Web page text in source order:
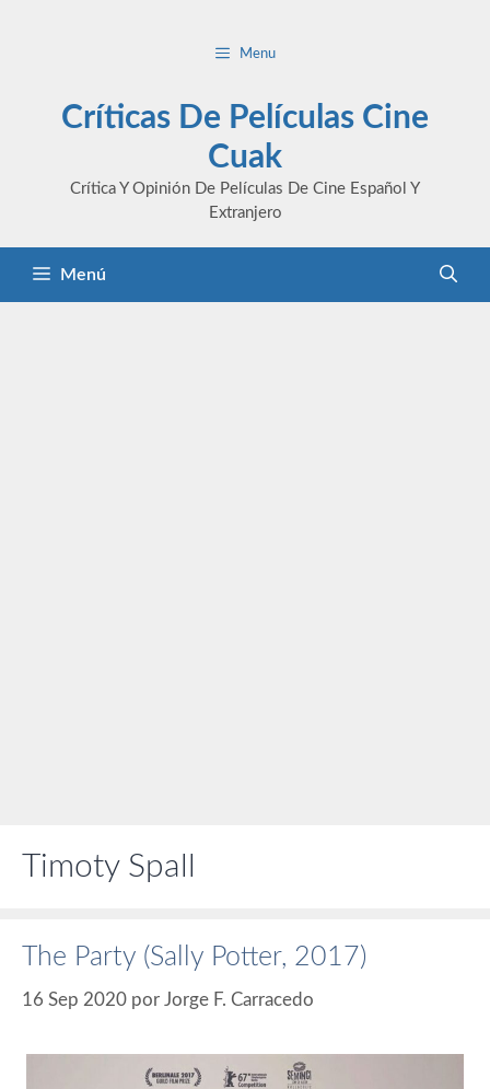
Menu
Críticas De Películas Cine
Cuak
Crítica Y Opinión De Películas De Cine Español Y
Extranjero
Menú
Timoty Spall
The Party (Sally Potter, 2017)
16 Sep 2020 por Jorge F. Carracedo